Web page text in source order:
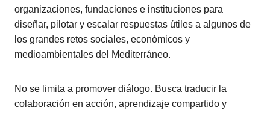
organizaciones, fundaciones e instituciones para
diseñar, pilotar y escalar respuestas útiles a algunos de
los grandes retos sociales, económicos y
medioambientales del Mediterráneo.
No se limita a promover diálogo. Busca traducir la
colaboración en acción, aprendizaje compartido y